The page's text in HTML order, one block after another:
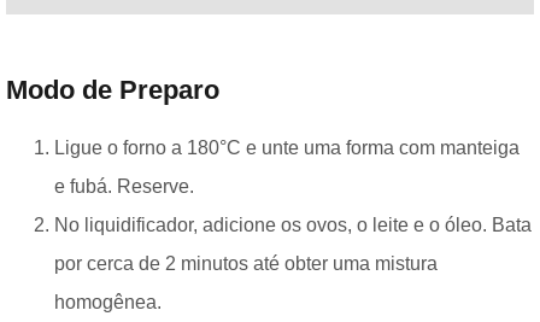
Modo de Preparo
Ligue o forno a 180°C e unte uma forma com manteiga
e fubá. Reserve.
No liquidificador, adicione os ovos, o leite e o óleo. Bata
por cerca de 2 minutos até obter uma mistura
homogênea.